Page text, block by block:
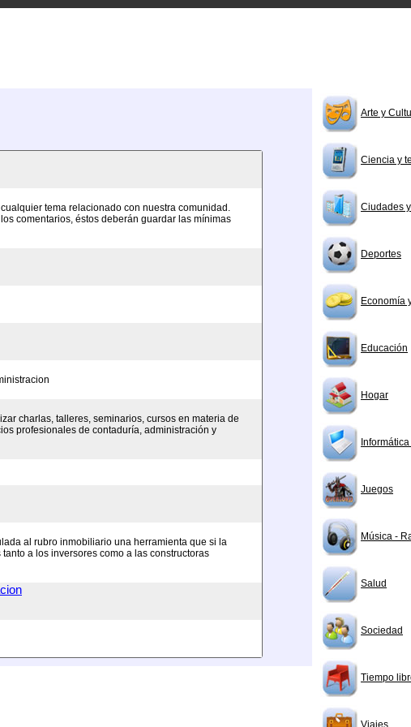
tema relacionado con nuestra comunidad.
comentarios, éstos deberán guardar las mínimas
charlas, talleres, seminarios, cursos en materia de
profesionales de contaduría, administración y
al rubro inmobiliario una herramienta que si la
a los inversores como a las constructoras
Arte y
Ciencia y
Ciudades
Deportes
Economía
Educación
Hogar
Juegos
Música -
Salud
Sociedad
Tiempo
Viajes